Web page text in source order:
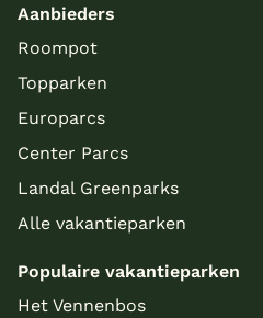
Aanbieders
Roompot
Topparken
Europarcs
Center Parcs
Landal Greenparks
Alle vakantieparken
Populaire vakantieparken
Het Vennenbos